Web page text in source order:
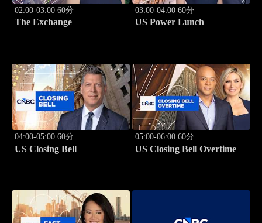
02:00-03:00 60分
The Exchange
03:00-04:00 60分
US Power Lunch
04:00-05:00 60分
US Closing Bell
05:00-06:00 60分
US Closing Bell Overtime